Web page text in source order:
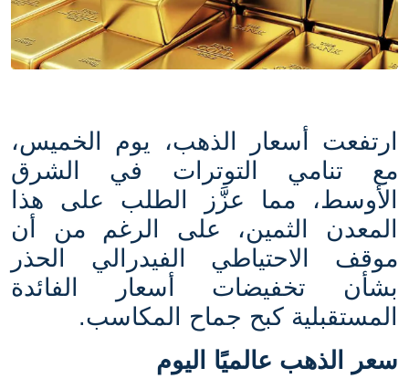
ارتفعت أسعار الذهب، يوم الخميس،
مع تنامي التوترات في الشرق
الأوسط، مما عزَّز الطلب على هذا
المعدن الثمين، على الرغم من أن
موقف الاحتياطي الفيدرالي الحذر
بشأن تخفيضات أسعار الفائدة
المستقبلية كبح جماح المكاسب.
سعر الذهب عالميًا اليوم